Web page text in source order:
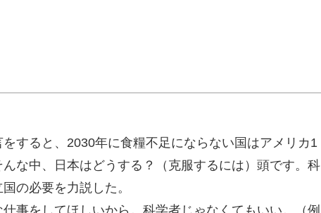
すると、2030年に食糧不足にならない国はアメリカ1
な中、日本はどうする？（克服するには）頭です。科
の必要を力説した。
事をしてほしいから。科学者じゃなくてもいい。（例